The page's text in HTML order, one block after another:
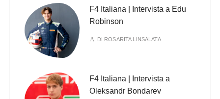
F4 Italiana | Intervista a Edu
Robinson
DI ROSARITA LINSALATA
F4 Italiana | Intervista a
Oleksandr Bondarev